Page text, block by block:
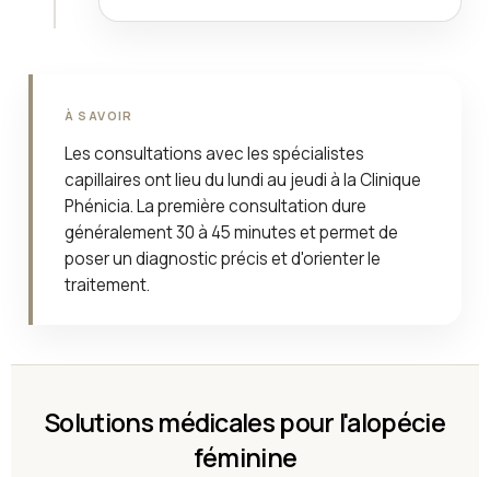
À SAVOIR
Les consultations avec les spécialistes
capillaires ont lieu du lundi au jeudi à la Clinique
Phénicia. La première consultation dure
généralement 30 à 45 minutes et permet de
poser un diagnostic précis et d'orienter le
traitement.
Solutions médicales pour l'alopécie
féminine